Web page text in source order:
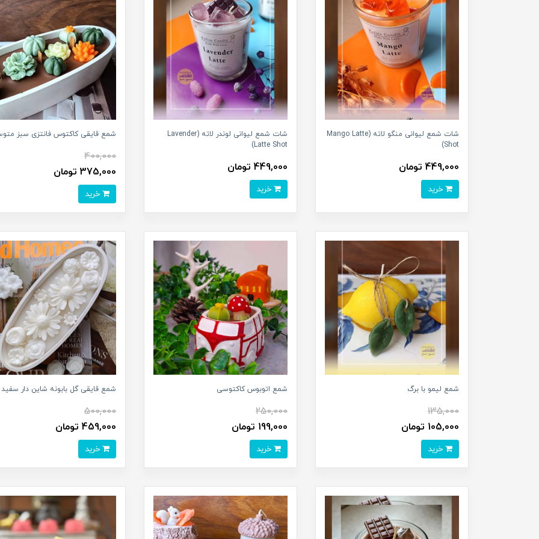
شات شمع لیوانی منگو لاته (Mango Latte
Shot)
449,000 تومان
شات شمع لیوانی لوندر لاته (Lavender
Latte Shot)
449,000 تومان
شمع قایقی کاکتوس فانتزی سبز
400,000
375,000 تومان
شمع لیمو با برگ
135,000
105,000 تومان
شمع اتوبوس کاکتوسی
250,000
199,000 تومان
شمع قایقی گل بابونه شاین دار سفید
500,000
459,000 تومان